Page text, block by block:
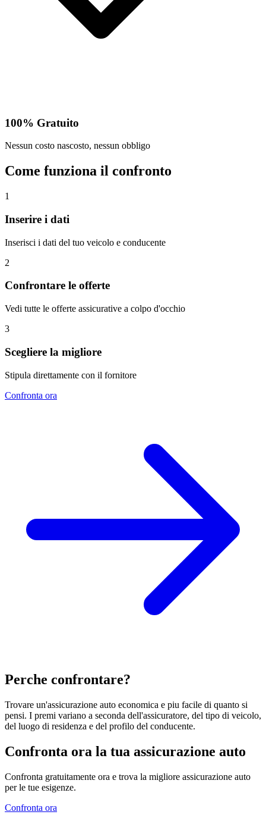
100% Gratuito
Nessun costo nascosto, nessun obbligo
Come funziona il confronto
1
Inserire i dati
Inserisci i dati del tuo veicolo e conducente
2
Confrontare le offerte
Vedi tutte le offerte assicurative a colpo d'occhio
3
Scegliere la migliore
Stipula direttamente con il fornitore
Confronta ora
Perche confrontare?
Trovare un'assicurazione auto economica e piu facile di quanto si
pensi. I premi variano a seconda dell'assicuratore, del tipo di veicolo,
del luogo di residenza e del profilo del conducente.
Confronta ora la tua assicurazione auto
Confronta gratuitamente ora e trova la migliore assicurazione auto
per le tue esigenze.
Confronta ora